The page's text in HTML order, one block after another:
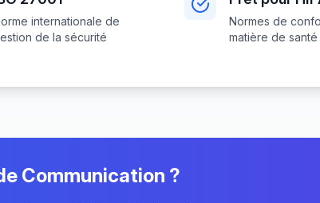
internationale de
de la sécurité
Normes de
matière de
Communication ?